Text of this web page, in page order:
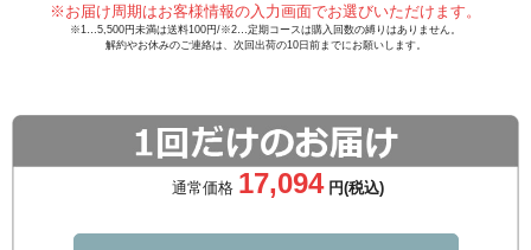
通常価格 17,094 円(税込)
※お届け周期はお客様情報の入力画面でお選びいただけます。
※1…5,500円未満は送料100円/※2…定期コースは購入回数の縛りはありません。
解約やお休みのご連絡は、次回出荷の10日前までにお願いします。